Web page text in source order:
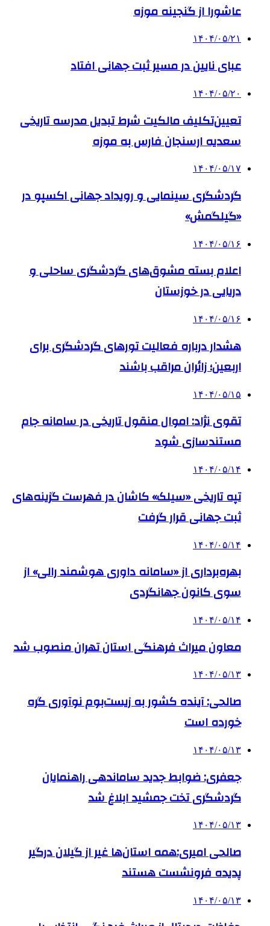
عاشورا از گنجینه موزه
۱۴۰۴/۰۵/۲۱
عبای نایین در مسیر ثبت جهانی افتاد
۱۴۰۴/۰۵/۲۰
تعیین‌تکلیف مالکیت شرط تبدیل مدرسه تاریخی
سعدیه ارسنجان فارس به موزه
۱۴۰۴/۰۵/۱۷
گردشگری سینمایی و رویداد جهانی اکسپو در
«گیلگمش»
۱۴۰۴/۰۵/۱۶
اعلام بسته مشوق‌های گردشگری ساحلی و
دریایی در خوزستان
۱۴۰۴/۰۵/۱۶
هشدار درباره فعالیت تورهای گردشگری برای
اربعین؛ زائران مراقب باشند
۱۴۰۴/۰۵/۱۵
تقوی نژاد: اموال منقول تاریخی در سامانه جام
مستندسازی شود
۱۴۰۴/۰۵/۱۴
تپه تاریخی «سیلک» کاشان در فهرست گزینه‌های
ثبت جهانی قرار گرفت
۱۴۰۴/۰۵/۱۴
بهره‌برداری از «سامانه داوری هوشمند رالی» از
سوی کانون جهانگردی
۱۴۰۴/۰۵/۱۴
معاون میراث فرهنگی استان تهران منصوب شد
۱۴۰۴/۰۵/۱۳
صالحی: آینده کشور به زیست‌بوم نوآوری گره
خورده است
۱۴۰۴/۰۵/۱۳
جعفری: ضوابط جدید ساماندهی راهنمایان
گردشگری تخت جمشید ابلاغ شد
۱۴۰۴/۰۵/۱۳
صالحی امیری:همه استان‌ها غیر از گیلان درگیر
پدیده فرونشست هستند
۱۴۰۴/۰۵/۱۳